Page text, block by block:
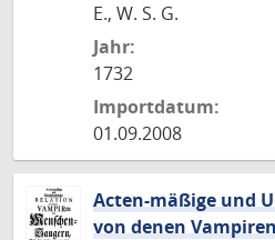
E., W. S. G.
Jahr:
1732
Importdatum:
01.09.2008
Acten-mäßige und
von denen